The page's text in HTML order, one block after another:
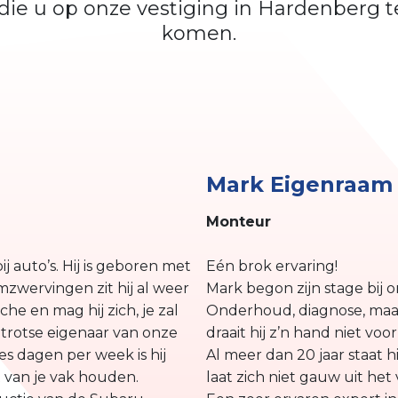
u op onze vestiging in Hardenberg
komen.
auto’s. Hij is geboren met
zit hij al weer
en mag hij zich, je zal
eigenaar van onze
dagen per week is hij
je vak houden.
Mark Eigenraam
Monteur
Eén brok ervaring!
Mark begon zijn stage bij
Onderhoud, diagnose,
draait hij z’n hand niet
Al meer dan 20 jaar staat
laat zich niet gauw uit het